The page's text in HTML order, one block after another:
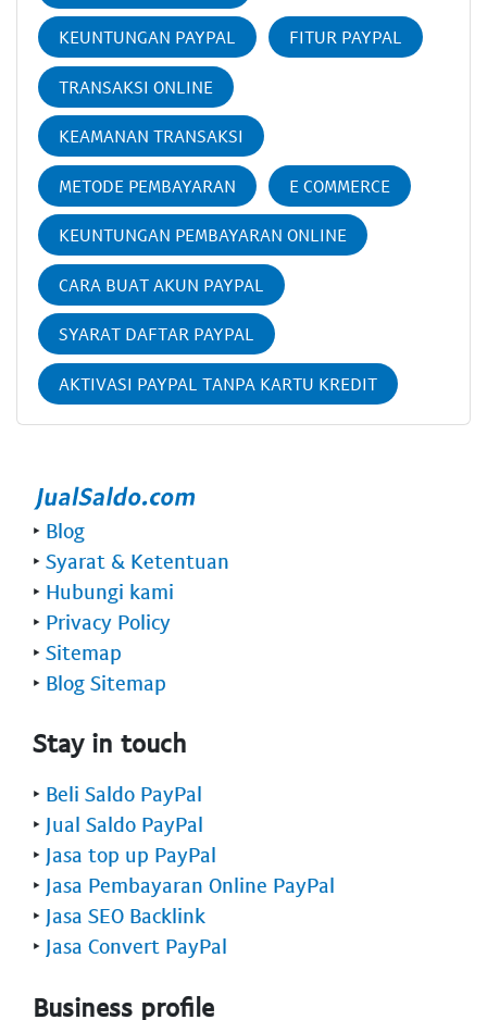
KEUNTUNGAN PAYPAL FITUR PAYPAL
TRANSAKSI ONLINE
KEAMANAN TRANSAKSI
METODE PEMBAYARAN E COMMERCE
KEUNTUNGAN PEMBAYARAN ONLINE
CARA BUAT AKUN PAYPAL
SYARAT DAFTAR PAYPAL
AKTIVASI PAYPAL TANPA KARTU KREDIT
‣ Blog
‣ Syarat & Ketentuan
‣ Hubungi kami
‣ Privacy Policy
‣ Sitemap
‣ Blog Sitemap
Stay in touch
‣ Beli Saldo PayPal
‣ Jual Saldo PayPal
‣ Jasa top up PayPal
‣ Jasa Pembayaran Online PayPal
‣ Jasa SEO Backlink
‣ Jasa Convert PayPal
Business profile